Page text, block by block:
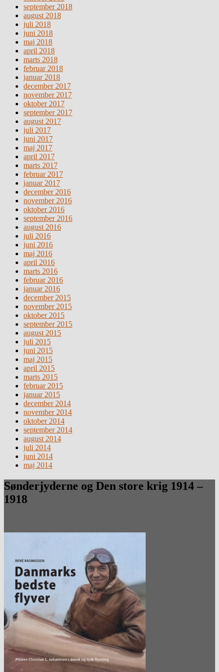
september 2018
august 2018
juli 2018
juni 2018
maj 2018
april 2018
marts 2018
februar 2018
januar 2018
december 2017
november 2017
oktober 2017
september 2017
august 2017
juli 2017
juni 2017
maj 2017
april 2017
marts 2017
februar 2017
januar 2017
december 2016
november 2016
oktober 2016
september 2016
august 2016
juli 2016
juni 2016
maj 2016
april 2016
marts 2016
februar 2016
januar 2016
december 2015
november 2015
oktober 2015
september 2015
august 2015
juli 2015
juni 2015
maj 2015
april 2015
marts 2015
februar 2015
januar 2015
december 2014
november 2014
oktober 2014
september 2014
august 2014
juli 2014
juni 2014
maj 2014
Sønderjyderne og Den store krig 1914 –
1918